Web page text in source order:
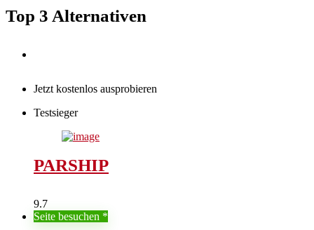
Top 3 Alternativen
Jetzt kostenlos ausprobieren
Testsieger
PARSHIP
9.7
Seite besuchen